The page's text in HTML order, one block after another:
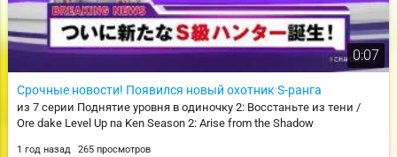
0:07
Срочные новости! Появился новый охотник S-ранга
из 7 серии Поднятие уровня в одиночку 2: Восстаньте из тени /
Ore dake Level Up na Ken Season 2: Arise from the Shadow
1 год назад 265 просмотров